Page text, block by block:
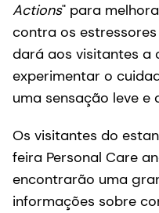
Actions" para
contra os
dará aos visitantes a
experimentar o
uma sensação leve e
Os visitantes do
feira Personal Care
encontrarão uma
informações sobre